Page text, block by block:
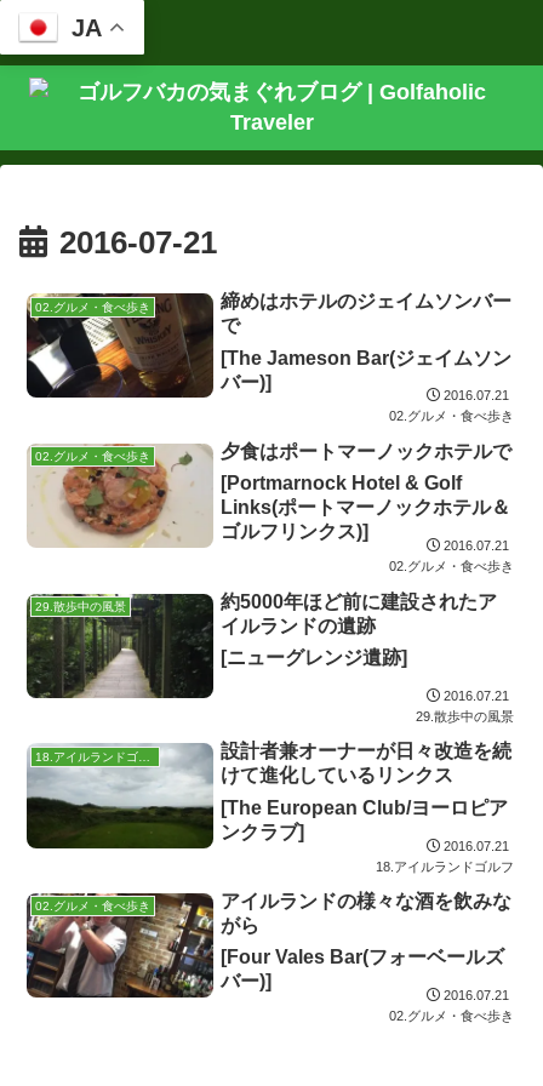
JA
2016-07-21
02.グルメ・食べ歩き
締めはホテルのジェイムソンバー
で
[The Jameson Bar(ジェイムソン
バー)]
2016.07.21
02.グルメ・食べ歩き
02.グルメ・食べ歩き
夕食はポートマーノックホテルで
[Portmarnock Hotel & Golf
Links(ポートマーノックホテル＆
ゴルフリンクス)]
2016.07.21
02.グルメ・食べ歩き
29.散歩中の風景
約5000年ほど前に建設されたア
イルランドの遺跡
[ニューグレンジ遺跡]
2016.07.21
29.散歩中の風景
18.アイルランドゴルフ
設計者兼オーナーが日々改造を続
けて進化しているリンクス
[The European Club/ヨーロピア
ンクラブ]
2016.07.21
18.アイルランドゴルフ
02.グルメ・食べ歩き
アイルランドの様々な酒を飲みな
がら
[Four Vales Bar(フォーベールズ
バー)]
2016.07.21
02.グルメ・食べ歩き